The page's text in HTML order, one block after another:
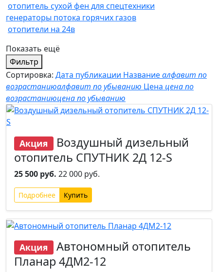
отопитель сухой фен для спецтехники
генераторы потока горячих газов
отопители на 24в
Показать ещё
Фильтр
Сортировка: Дата публикации Названиеалфавит по
возрастаниюалфавит по убыванию Цена цена по
возрастаниюцена по убыванию
Акция Воздушный дизельный
отопитель СПУТНИК 2Д 12-S
25 500 руб. 22 000 руб.
Подробнее
Акция Автономный отопитель
Планар 4ДМ2-12